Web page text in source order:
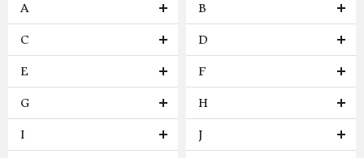
A B
C D
E F
G H
I J